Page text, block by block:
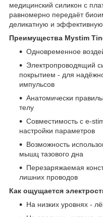
медицинский силикон с
равномерно передаёт
деликатную и
Преимущества Mystim
Одновременное
Электропроводящий
покрытием - для
импульсов
Анатомически
телу
Совместимость с e-
настройки параметров
Возможность
мышц тазового дна
Перезаряжаемая
лишних проводов
Как ощущается
На низких уровнях -